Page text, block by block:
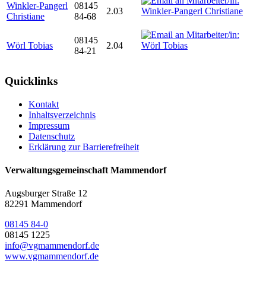
Winkler-Pangerl
Christiane
08145
84-68
2.03
Wörl Tobias
08145
84-21
2.04
Quicklinks
Kontakt
Inhaltsverzeichnis
Impressum
Datenschutz
Erklärung zur Barrierefreiheit
Verwaltungsgemeinschaft Mammendorf
Augsburger Straße 12
82291 Mammendorf
08145 84-0
08145 1225
info@vgmammendorf.de
www.vgmammendorf.de